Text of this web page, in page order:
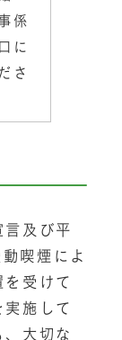
係
に
さ
言及び平
喫煙によ
受けて
施して
大切な